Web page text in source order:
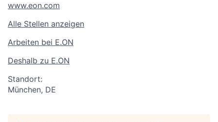
www.eon.com
Alle Stellen anzeigen
Arbeiten bei E.ON
Deshalb zu E.ON
Standort:
München, DE